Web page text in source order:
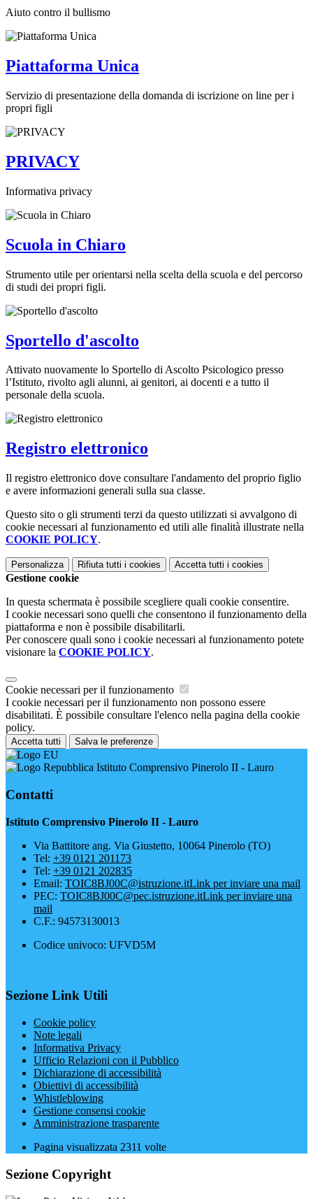
Aiuto contro il bullismo
Piattaforma Unica
Servizio di presentazione della domanda di iscrizione on line per i
propri figli
PRIVACY
Informativa privacy
Scuola in Chiaro
Strumento utile per orientarsi nella scelta della scuola e del percorso
di studi dei propri figli.
Sportello d'ascolto
Attivato nuovamente lo Sportello di Ascolto Psicologico presso
l’Istituto, rivolto agli alunni, ai genitori, ai docenti e a tutto il
personale della scuola.
Registro elettronico
Il registro elettronico dove consultare l'andamento del proprio figlio
e avere informazioni generali sulla sua classe.
Questo sito o gli strumenti terzi da questo utilizzati si avvalgono di
cookie necessari al funzionamento ed utili alle finalità illustrate nella
COOKIE POLICY.
Personalizza Rifiuta tutti i cookies Accetta tutti i cookies
Gestione cookie
In questa schermata è possibile scegliere quali cookie consentire.
I cookie necessari sono quelli che consentono il funzionamento della
piattaforma e non è possibile disabilitarli.
Per conoscere quali sono i cookie necessari al funzionamento potete
visionare la COOKIE POLICY.
Cookie necessari per il funzionamento
I cookie necessari per il funzionamento non possono essere
disabilitati. È possibile consultare l'elenco nella pagina della cookie
policy.
Accetta tutti Salva le preferenze
Istituto Comprensivo Pinerolo II - Lauro
Contatti
Istituto Comprensivo Pinerolo II - Lauro
Via Battitore ang. Via Giustetto, 10064 Pinerolo (TO)
Tel: +39 0121 201173
Tel: +39 0121 202835
Email: TOIC8BJ00C@istruzione.itLink per inviare una mail
PEC: TOIC8BJ00C@pec.istruzione.itLink per inviare una
mail
C.F.: 94573130013
Codice univoco: UFVD5M
Sezione Link Utili
Cookie policy
Note legali
Informativa Privacy
Ufficio Relazioni con il Pubblico
Dichiarazione di accessibilità
Obiettivi di accessibilità
Whistleblowing
Gestione consensi cookie
Amministrazione trasparente
Pagina visualizzata 2311 volte
Sezione Copyright